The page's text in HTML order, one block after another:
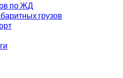
по ЖД
грузов